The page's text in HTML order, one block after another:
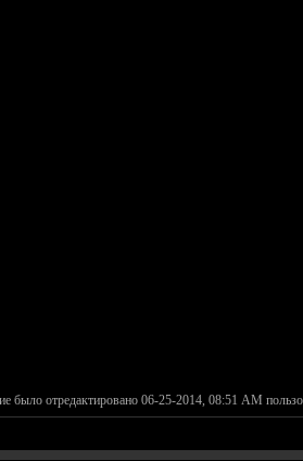
было отредактировано 06-25-2014, 08:51 AM